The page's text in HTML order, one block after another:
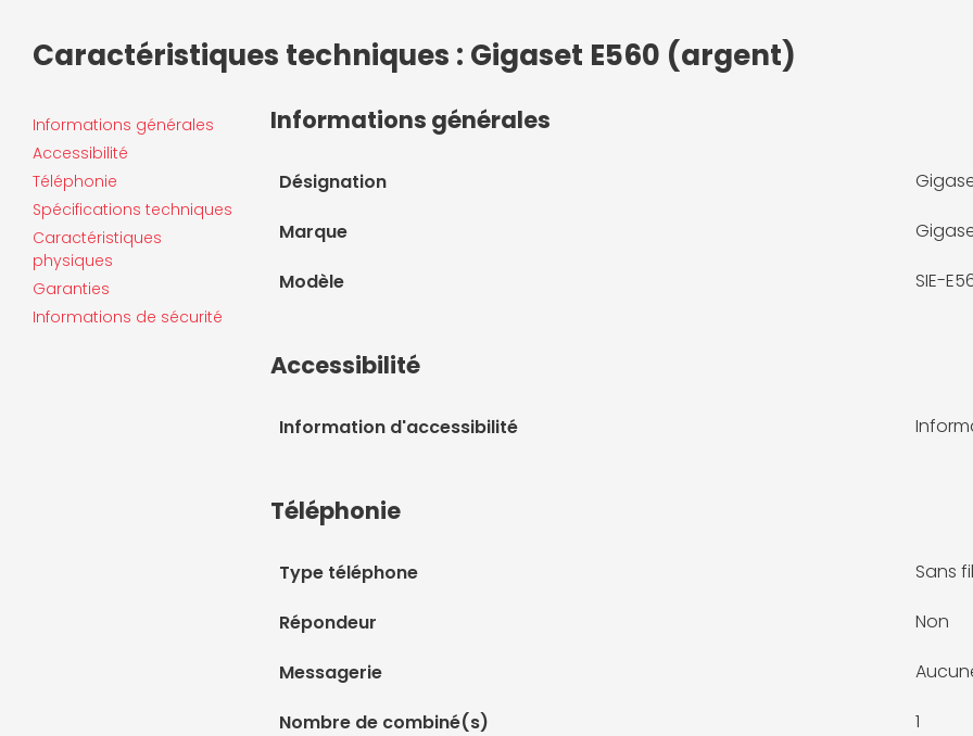
Caractéristiques techniques : Gigaset E560 (argent)
Informations générales
Accessibilité
Téléphonie
Spécifications techniques
Caractéristiques
physiques
Garanties
Informations de sécurité
Informations générales
Désignation
Marque
Modèle SIE-
Accessibilité
Information d'accessibilité
Téléphonie
Type téléphone Sans
Répondeur Non
Messagerie
Nombre de combiné(s) 1